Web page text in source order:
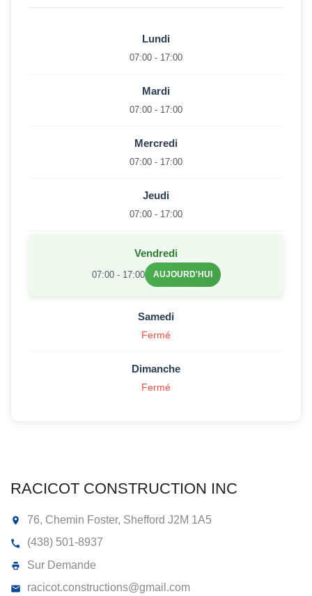
Lundi
07:00 - 17:00
Mardi
07:00 - 17:00
Mercredi
07:00 - 17:00
Jeudi
07:00 - 17:00
Vendredi
07:00 - 17:00 AUJOURD'HUI
Samedi
Fermé
Dimanche
Fermé